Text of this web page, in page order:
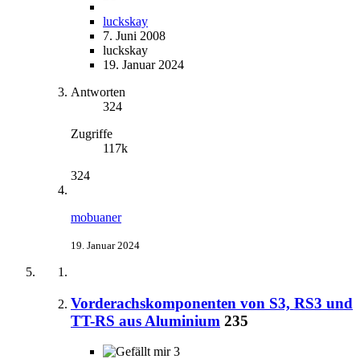
luckskay
7. Juni 2008
luckskay
19. Januar 2024
Antworten
324
Zugriffe
117k
324
mobuaner
19. Januar 2024
Vorderachskomponenten von S3, RS3 und
TT-RS aus Aluminium 235
3